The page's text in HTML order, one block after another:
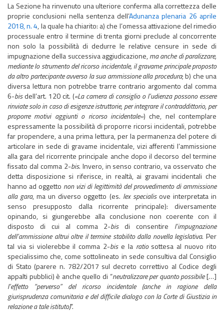
La Sezione ha rinvenuto una ulteriore conferma alla correttezza delle
proprie conclusioni nella sentenza dell’Adunanza plenaria 26 aprile
2018, n. 4, la quale ha chiarito: a) che l’omessa attivazione del rimedio
processuale entro il termine di trenta giorni preclude al concorrente
non solo la possibilità di dedurre le relative censure in sede di
impugnazione della successiva aggiudicazione,ma anche di paralizzare,
mediante lo strumento del ricorso incidentale, il gravame principale proposto
da altro partecipante avverso la sua ammissione alla procedura; b) che una
diversa lettura non potrebbe trarre contrario argomento dal comma
6-bisdell’art. 120 cit. («La camera di consiglio o l’udienza possono essere
rinviate solo in caso di esigenze istruttorie, per integrare il contraddittorio, per
proporre motivi aggiunti o ricorso incidentale») che, nel contemplare
espressamente la possibilità di proporre ricorsi incidentali, potrebbe
far propendere, a una prima lettura, per la permanenza del potere di
articolare in sede di gravame incidentale, vizi afferenti l’ammissione
alla gara del ricorrente principale anche dopo il decorso del termine
fissato dal comma 2-bis. Invero, in senso contrario, va osservato che
detta disposizione si riferisce, in realtà, ai gravami incidentali che
hanno ad oggetto non vizi di legittimità del provvedimento di ammissione
alla gara, ma un diverso oggetto (es. lex specialisove interpretata in
senso presupposto dalla ricorrente principale): diversamente
opinando, si giungerebbe alla conclusione non coerente con il
disposto di cui al comma 2-bisdi consentire l’impugnazione
dell’ammissione altrui oltre il termine stabilito dalla novella legislativa. Per
tal via si violerebbe il comma 2-bise la ratiosottesa al nuovo rito
specialissimo che, come sottolineato in sede consultiva dal Consiglio
di Stato (parere n. 782/2017 sul decreto correttivo al Codice degli
appalti pubblici) è anche quello di “neutralizzare per quanto possibile[…]
l’effetto “perverso” del ricorso incidentale (anche in ragione della
giurisprudenza comunitaria e del difficile dialogo con la Corte di Giustizia in
relazione a tale istituto)”.